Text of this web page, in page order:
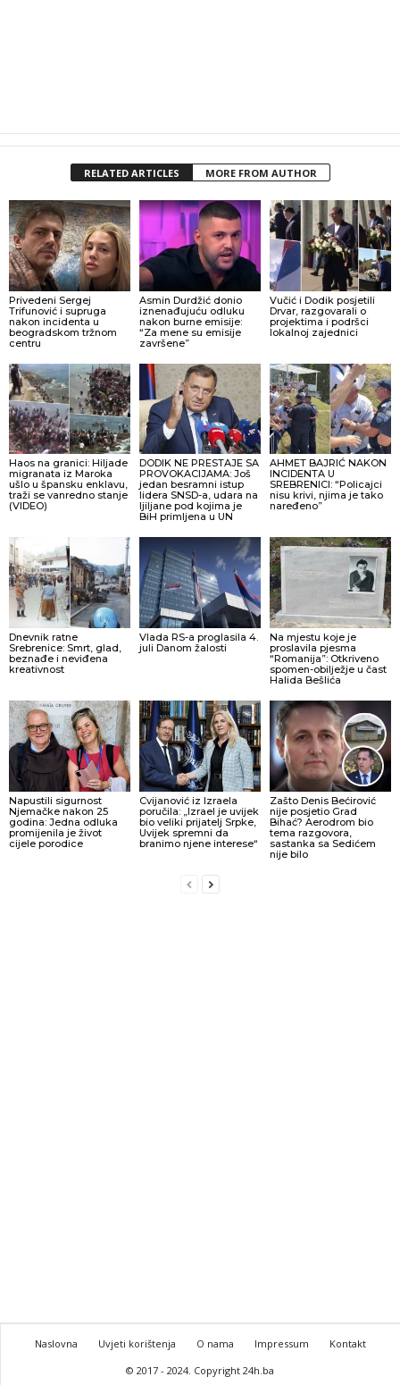
RELATED ARTICLES MORE FROM AUTHOR
Privedeni Sergej
Trifunović i supruga
nakon incidenta u
beogradskom tržnom
centru
Asmin Durdžić donio
iznenađujuću odluku
nakon burne emisije:
“Za mene su emisije
završene”
Vučić i Dodik posjetili
Drvar, razgovarali o
projektima i podršci
lokalnoj zajednici
Haos na granici: Hiljade
migranata iz Maroka
ušlo u špansku enklavu,
traži se vanredno stanje
(VIDEO)
DODIK NE PRESTAJE SA
PROVOKACIJAMA: Još
jedan besramni istup
lidera SNSD-a, udara na
ljiljane pod kojima je
BiH primljena u UN
AHMET BAJRIĆ NAKON
INCIDENTA U
SREBRENICI: “Policajci
nisu krivi, njima je tako
naređeno”
Dnevnik ratne
Srebrenice: Smrt, glad,
beznađe i neviđena
kreativnost
Vlada RS-a proglasila 4.
juli Danom žalosti
Na mjestu koje je
proslavila pjesma
“Romanija”: Otkriveno
spomen-obilježje u čast
Halida Bešlića
Napustili sigurnost
Njemačke nakon 25
godina: Jedna odluka
promijenila je život
cijele porodice
Cvijanović iz Izraela
poručila: „Izrael je uvijek
bio veliki prijatelj Srpke,
Uvijek spremni da
branimo njene interese“
Zašto Denis Bećirović
nije posjetio Grad
Bihać? Aerodrom bio
tema razgovora,
sastanka sa Sedićem
nije bilo
Naslovna Uvjeti korištenja O nama Impressum
Kontakt
© 2017 - 2024. Copyright 24h.ba